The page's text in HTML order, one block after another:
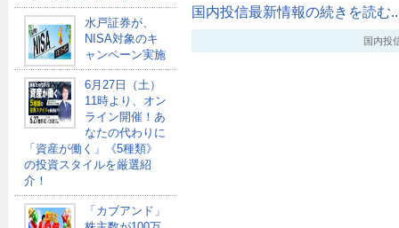
水戸証券が、
NISA対象のキ
ャンペーン実施
6月27日（土）
11時より、オン
ライン開催！あ
なたの代わりに
「資産が働く」《5種類》
の投資スタイルを厳選紹
介！
「カブアンド」
国内投信最新情報の続きを読む
国内投